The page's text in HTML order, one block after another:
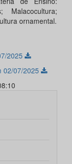
Malacocultura;
ornamental.
2025
02/07/2025